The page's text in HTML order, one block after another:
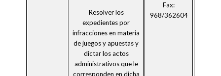
Resolver los
expedientes por
infracciones en materia
de juegos y apuestas y
dictar los actos
administrativos que le
corresponden en dicha
Fax:
968/362604